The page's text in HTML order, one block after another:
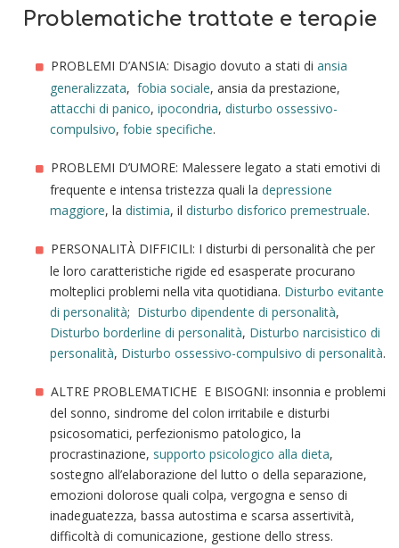
Problematiche trattate e terapie
PROBLEMI D’ANSIA: Disagio dovuto a stati di ansia
generalizzata, fobia sociale, ansia da prestazione,
attacchi di panico, ipocondria, disturbo ossessivo-
compulsivo, fobie specifiche.
PROBLEMI D’UMORE: Malessere legato a stati emotivi di
frequente e intensa tristezza quali la depressione
maggiore, la distimia, il disturbo disforico premestruale.
PERSONALITÀ DIFFICILI: I disturbi di personalità che per
le loro caratteristiche rigide ed esasperate procurano
molteplici problemi nella vita quotidiana. Disturbo evitante
di personalità; Disturbo dipendente di personalità,
Disturbo borderline di personalità, Disturbo narcisistico di
personalità, Disturbo ossessivo-compulsivo di personalità.
ALTRE PROBLEMATICHE E BISOGNI: insonnia e problemi
del sonno, sindrome del colon irritabile e disturbi
psicosomatici, perfezionismo patologico, la
procrastinazione, supporto psicologico alla dieta,
sostegno all’elaborazione del lutto o della separazione,
emozioni dolorose quali colpa, vergogna e senso di
inadeguatezza, bassa autostima e scarsa assertività,
difficoltà di comunicazione, gestione dello stress.